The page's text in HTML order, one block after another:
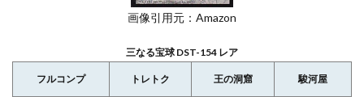
画像引用元：Amazon
三なる宝球 DST-154 レア
フルコンプ トレトク 王の洞窟 駿河屋